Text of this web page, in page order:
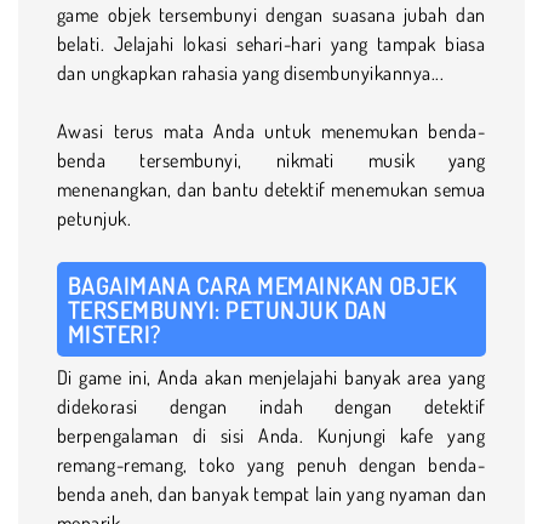
game objek tersembunyi dengan suasana jubah dan
belati. Jelajahi lokasi sehari-hari yang tampak biasa
dan ungkapkan rahasia yang disembunyikannya...
Awasi terus mata Anda untuk menemukan benda-
benda tersembunyi, nikmati musik yang
menenangkan, dan bantu detektif menemukan semua
petunjuk.
BAGAIMANA CARA MEMAINKAN OBJEK
TERSEMBUNYI: PETUNJUK DAN
MISTERI?
Di game ini, Anda akan menjelajahi banyak area yang
didekorasi dengan indah dengan detektif
berpengalaman di sisi Anda. Kunjungi kafe yang
remang-remang, toko yang penuh dengan benda-
benda aneh, dan banyak tempat lain yang nyaman dan